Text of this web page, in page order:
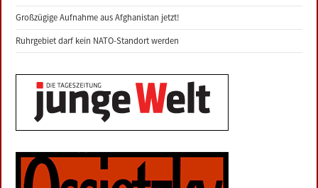
Großzügige Aufnahme aus Afghanistan jetzt!
Ruhrgebiet darf kein NATO-Standort werden